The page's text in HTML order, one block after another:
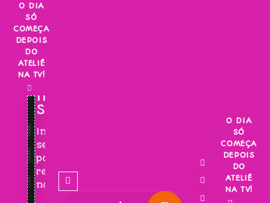
Skip
content
O DIA
SÓ
COMEÇA
DEPOIS
DO
ATELIÊ
NA TV!
INSCREVA-
SE!
Inscreva-
se
para
receber
novidades!
O DIA
SÓ
COMEÇA
DEPOIS
DO
ATELIÊ
NA TV!